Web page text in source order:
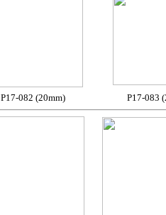
P17-082 (20mm) P17-083